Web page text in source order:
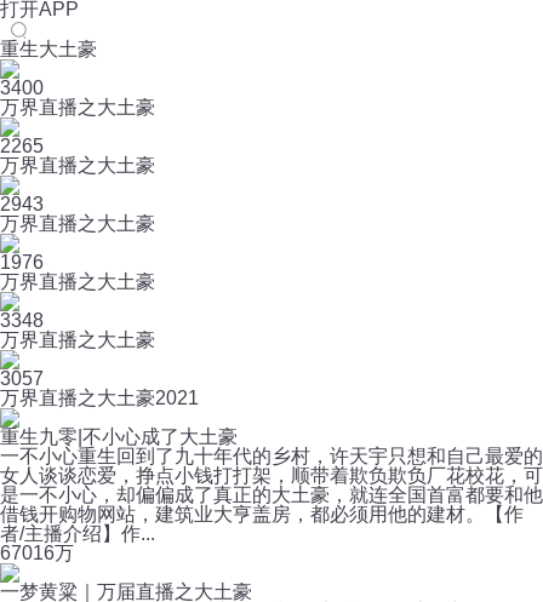
打开APP
重生大土豪
3400
万界直播之大土豪
2265
万界直播之大土豪
2943
万界直播之大土豪
1976
万界直播之大土豪
3348
万界直播之大土豪
3057
万界直播之大土豪2021
重生九零|不小心成了大土豪
一不小心重生回到了九十年代的乡村，许天宇只想和自己最爱的
女人谈谈恋爱，挣点小钱打打架，顺带着欺负欺负厂花校花，可
是一不小心，却偏偏成了真正的大土豪，就连全国首富都要和他
借钱开购物网站，建筑业大亨盖房，都必须用他的建材。【作
者/主播介绍】作...
67016万
一梦黄粱｜万届直播之大土豪